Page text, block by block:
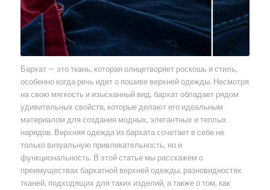
Бархат — это ткань, которая олицетворяет роскошь и стиль,
особенно когда речь идет о пошиве верхней одежды. Несмотря
на свою мягкость и изысканный вид, бархат обладает рядом
удивительных свойств, которые делают его идеальным
материалом для создания модных, элегантных и теплых
нарядов. Верхняя одежда из бархата сочетает в себе не
только визуальную привлекательность, но и
функциональность. В этой статье мы расскажем о
преимуществах бархатной верхней одежды, разновидностях
тканей, подходящих для таких изделий, а также о том, как